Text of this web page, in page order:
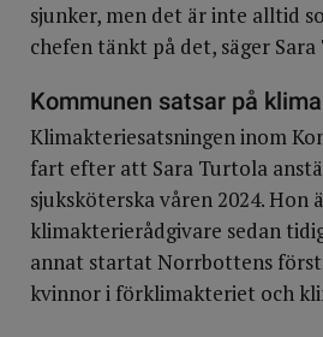
sjunker, men det är inte alltid
chefen tänkt på det, säger
Kommunen satsar på
Klimakteriesatsningen inom
fart efter att Sara Turtola
sjuksköterska våren 2024. Hon
klimakterierådgivare sedan
annat startat Norrbottens
kvinnor i förklimakteriet och